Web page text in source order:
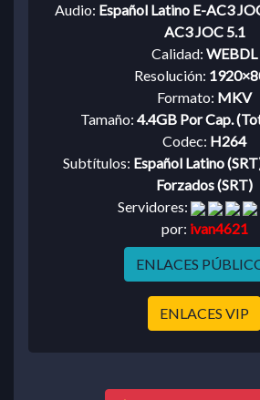
Audio: Español Latino E-AC3
AC3 JOC 5.1
Calidad: WEBDL
Resolución:
Formato: MKV
Tamaño: 4.4GB Por Cap.
Codec: H264
Subtítulos: Español Latino
Forzados (SRT)
Servidores:
por: ivan4621
ENLACES
ENLACES VIP